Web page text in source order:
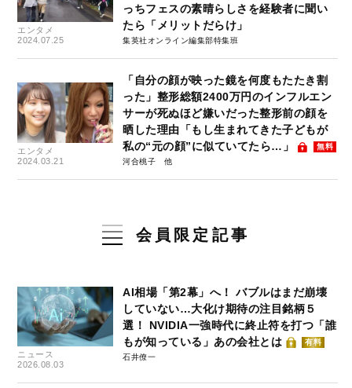
エンタメ
2024.07.25
っちフェスの素晴らしさを経験者に聞い
たら「メリットだらけ」
集英社オンライン編集部特集班
エンタメ
2024.03.21
「自分の顔が映った鏡を何度もたたき割
った」整形総額2400万円のインフルエン
サーが死ぬほど嫌いだった整形前の顔を
晒した理由「もし生まれてきた子どもが
私の“元の顔”に似ていてたら…」
無料
河合桃子
会員限定記事
ニュース
2026.08.03
AI相場「第2幕」へ！ バブルはまだ崩壊
していない…大化け期待の注目銘柄５
選！ NVIDIA一強時代に終止符を打つ「誰
もが知っている」あの会社とは
有料
石井僚一